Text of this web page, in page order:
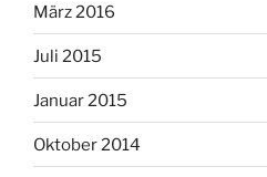
März 2016
Juli 2015
Januar 2015
Oktober 2014